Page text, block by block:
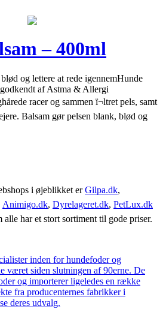
– 400ml
og lettere at rede igennemHunde
af Astma & Allergi
racer og sammen ï¬ltret pels, samt
Balsam gør pelsen blank, blød og
i øjeblikket erGilpa.dk,
Animigo.dk, Dyrelageret.dk, PetLux.dk
alle har et stort sortiment til gode priser.
inden for hundefoder og
været siden slutningen af 90erne. De
og importerer ligeledes en række
fra producenternes fabrikker i
deres udvalg.